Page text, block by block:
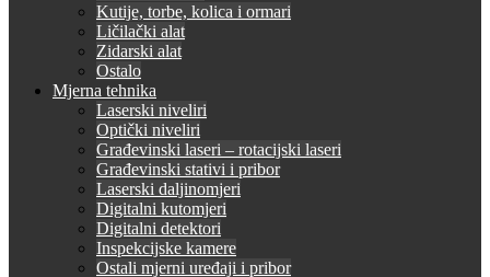
Kutije, torbe, kolica i ormari
Ličilački alat
Zidarski alat
Ostalo
Mjerna tehnika
Laserski niveliri
Optički niveliri
Građevinski laseri – rotacijski laseri
Građevinski stativi i pribor
Laserski daljinomjeri
Digitalni kutomjeri
Digitalni detektori
Inspekcijske kamere
Ostali mjerni uređaji i pribor